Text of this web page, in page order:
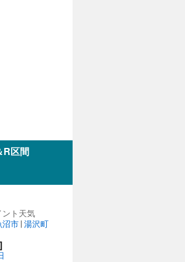
R区間
ント天気
沼市 湯沢町